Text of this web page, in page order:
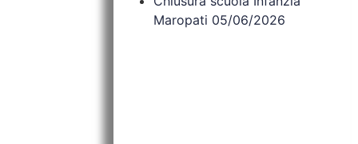
Maropati 05/06/2026